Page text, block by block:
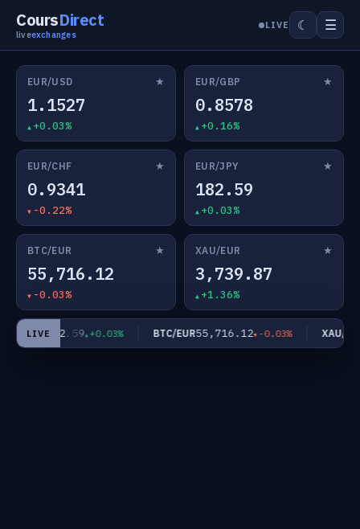
CoursDirect
liveexchanges
LIVE ☾ ☰
EUR/USD ★
1.1527
+0.03%
EUR/GBP ★
0.8578
+0.16%
EUR/CHF ★
0.9341
-0.22%
EUR/JPY ★
182.59
+0.03%
BTC/EUR ★
55,716.12
-0.03%
XAU/EUR ★
3,739.87
+1.36%
LIVE
JPY182.59 +0.03% BTC/EUR55,716.12 -0.03% XAU/EUR